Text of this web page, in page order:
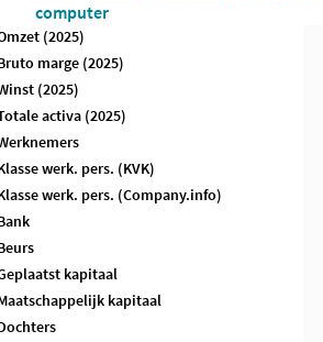
computer
(2025)
marge (2025)
(2025)
activa (2025)
werk. pers. (KVK)
werk. pers. (Company.info)
kapitaal
kapitaal